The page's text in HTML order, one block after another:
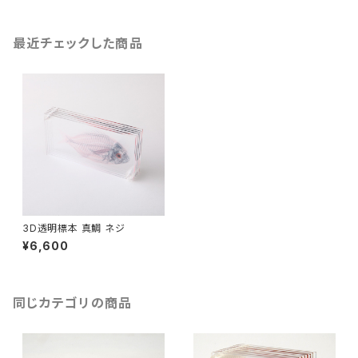
最近チェックした商品
3D透明標本 真鯛 ネジ
¥6,600
同じカテゴリの商品